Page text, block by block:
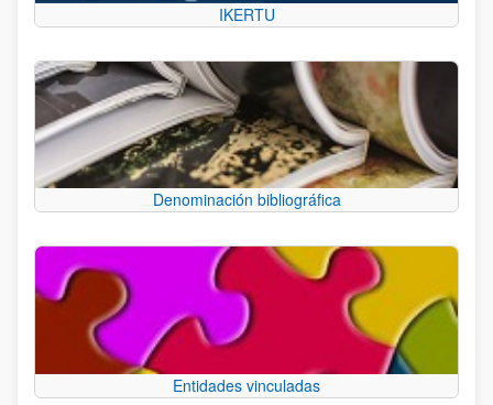
IKERTU
Denominación bibliográfica
Entidades vinculadas